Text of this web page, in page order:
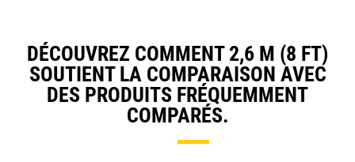
DÉCOUVREZ COMMENT 2,6 M (8 FT)
SOUTIENT LA COMPARAISON AVEC
DES PRODUITS FRÉQUEMMENT
COMPARÉS.